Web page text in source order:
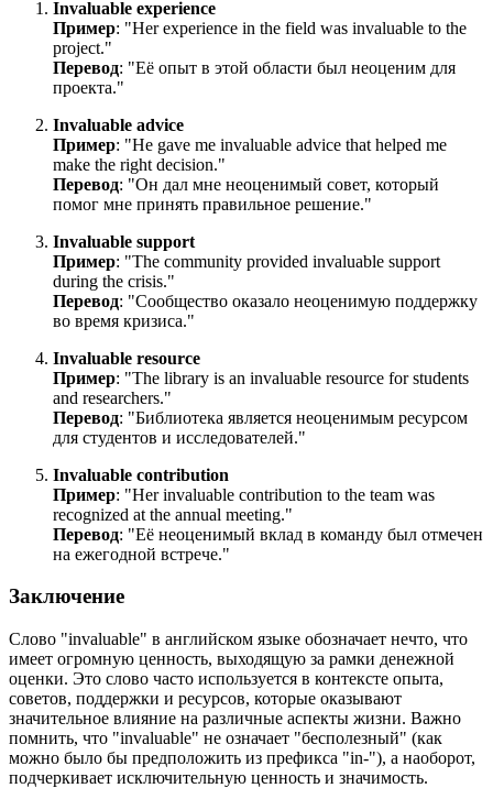
Invaluable experience
Пример: "Her experience in the field was invaluable to the
project."
Перевод: "Её опыт в этой области был неоценим для
проекта."
Invaluable advice
Пример: "He gave me invaluable advice that helped me
make the right decision."
Перевод: "Он дал мне неоценимый совет, который
помог мне принять правильное решение."
Invaluable support
Пример: "The community provided invaluable support
during the crisis."
Перевод: "Сообщество оказало неоценимую поддержку
во время кризиса."
Invaluable resource
Пример: "The library is an invaluable resource for students
and researchers."
Перевод: "Библиотека является неоценимым ресурсом
для студентов и исследователей."
Invaluable contribution
Пример: "Her invaluable contribution to the team was
recognized at the annual meeting."
Перевод: "Её неоценимый вклад в команду был отмечен
на ежегодной встрече."
Заключение
Слово "invaluable" в английском языке обозначает нечто, что
имеет огромную ценность, выходящую за рамки денежной
оценки. Это слово часто используется в контексте опыта,
советов, поддержки и ресурсов, которые оказывают
значительное влияние на различные аспекты жизни. Важно
помнить, что "invaluable" не означает "бесполезный" (как
можно было бы предположить из префикса "in-"), а наоборот,
подчеркивает исключительную ценность и значимость.